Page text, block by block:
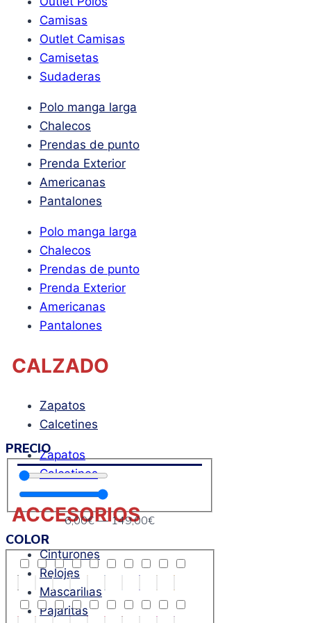
Camisas
Outlet Camisas
Camisetas
Sudaderas
Polo manga larga
Chalecos
Prendas de punto
Prenda Exterior
Americanas
Pantalones
Polo manga larga
Chalecos
Prendas de punto
Prenda Exterior
Americanas
Pantalones
CALZADO
Zapatos
Calcetines
Zapatos
Calcetines
ACCESORIOS
Cinturones
Relojes
Mascarillas
Pajaritas
PRECIO
6,00€—149,00€
COLOR